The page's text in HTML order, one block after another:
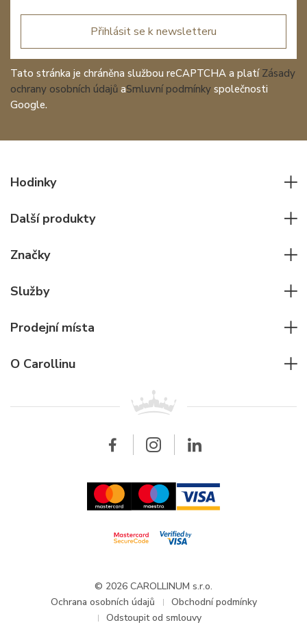
Přihlásit se k newsletteru
Tato stránka je chráněna službou reCAPTCHA a platí Zásady
ochrany osobních údajů aSmluvní podmínky společnosti
Google.
Hodinky
Dámské hodinky
Pilotní hodinky
Potápěčské hodinky
Další produkty
Ostatní doplňky
Značky
Cartier
Breitling
Služby
Pro firmy
Velkoobchod
Prodejní místa
O Carollinu
O společnosti Carollinum
Aktuality a oznámení
© 2026 CAROLLINUM s.r.o.
Ochrana osobních údajů
Obchodní podmínky
Odstoupit od smlouvy